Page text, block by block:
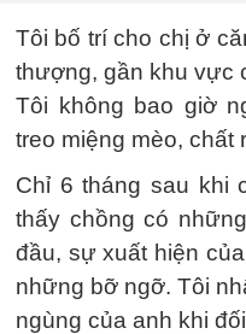
Tôi bố trí cho chị ở
thượng, gần khu vực
Tôi không bao giờ
treo miệng mèo, chất
Chỉ 6 tháng sau khi
thấy chồng có
đầu, sự xuất hiện
những bỡ ngỡ. Tôi
ngùng của anh khi